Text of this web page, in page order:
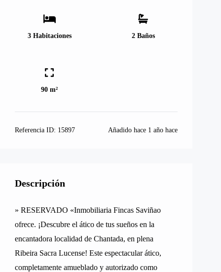
3 Habitaciones 2 Baños
90 m²
Referencia ID: 15897 Añadido hace 1 año hace
Descripción
» RESERVADO «Inmobiliaria Fincas Saviñao
ofrece. ¡Descubre el ático de tus sueños en la
encantadora localidad de Chantada, en plena
Ribeira Sacra Lucense! Este espectacular ático,
completamente amueblado y autorizado como